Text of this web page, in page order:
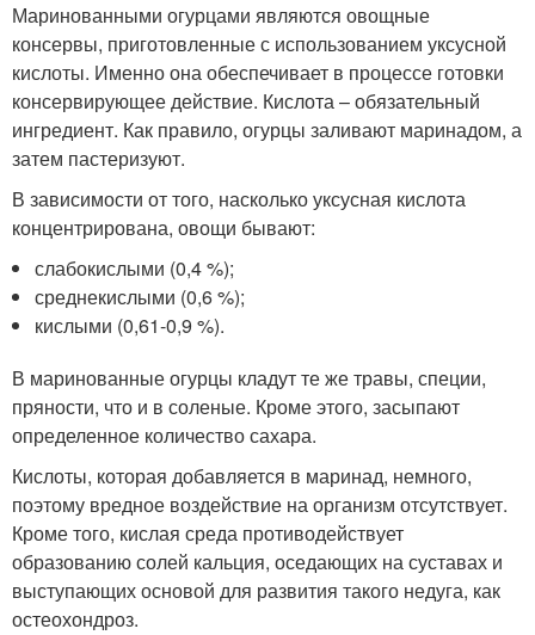
Маринованными огурцами являются овощные
консервы, приготовленные с использованием уксусной
кислоты. Именно она обеспечивает в процессе готовки
консервирующее действие. Кислота – обязательный
ингредиент. Как правило, огурцы заливают маринадом, а
затем пастеризуют.
В зависимости от того, насколько уксусная кислота
концентрирована, овощи бывают:
слабокислыми (0,4 %);
среднекислыми (0,6 %);
кислыми (0,61-0,9 %).
В маринованные огурцы кладут те же травы, специи,
пряности, что и в соленые. Кроме этого, засыпают
определенное количество сахара.
Кислоты, которая добавляется в маринад, немного,
поэтому вредное воздействие на организм отсутствует.
Кроме того, кислая среда противодействует
образованию солей кальция, оседающих на суставах и
выступающих основой для развития такого недуга, как
остеохондроз.